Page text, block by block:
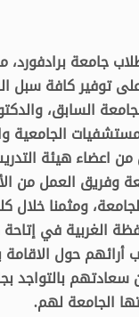
جامعة
توفير كافة سبل
السابق،
الجامعية
اعضاء هيئة
وفريق العمل من
ومثمنا خلال
الغربية في
حول الاقامة
بالتواجد
الجامعة لهم.